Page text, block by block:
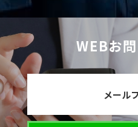
WEBお
メール